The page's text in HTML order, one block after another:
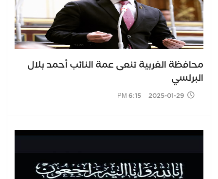
محافظة الغربية تنعى عمة النائب أحمد بلال
البرلسي
2025-01-29 6:15 PM